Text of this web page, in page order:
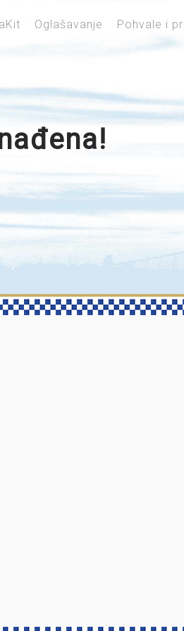
Oglašavanje Pohvale i